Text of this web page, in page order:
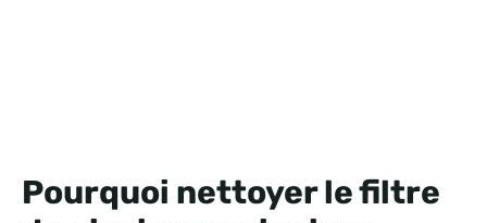
Pourquoi nettoyer le filtre